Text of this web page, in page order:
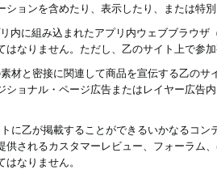
ションを含めたり、表示したり、または特
内に組み込まれたアプリ内ウェブブラウ
はなりません。ただし、乙のサイト上で参
材と密接に関連して商品を宣伝する乙の
ショナル・ページ広告またはレイヤー広告
に乙が掲載することができるいかなるコ
供されるカスタマーレビュー、フォーラム
なりません。